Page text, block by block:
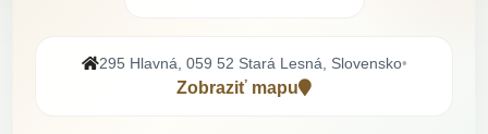
295 Hlavná, 059 52 Stará Lesná, Slovensko•
Zobraziť mapu